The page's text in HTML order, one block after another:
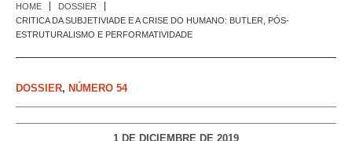
HOME
DOSSIER
CRITICA DA SUBJETIVIADE E A CRISE DO HUMANO: BUTLER, PÓS-
ESTRUTURALISMO E PERFORMATIVIDADE
DOSSIER, NÚMERO 54
1 DE DICIEMBRE DE 2019